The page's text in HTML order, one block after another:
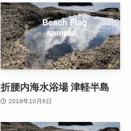
折腰内海水浴場 津軽半島
2018年10月6日